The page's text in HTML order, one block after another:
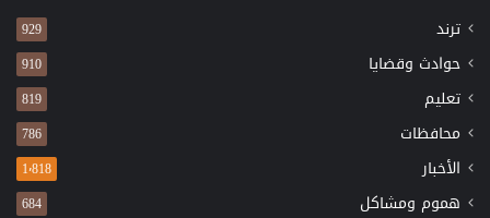
ترند 929
حوادث وقضايا 910
تعليم 819
محافظات 786
الأخبار 1٬818
هموم ومشاكل 684